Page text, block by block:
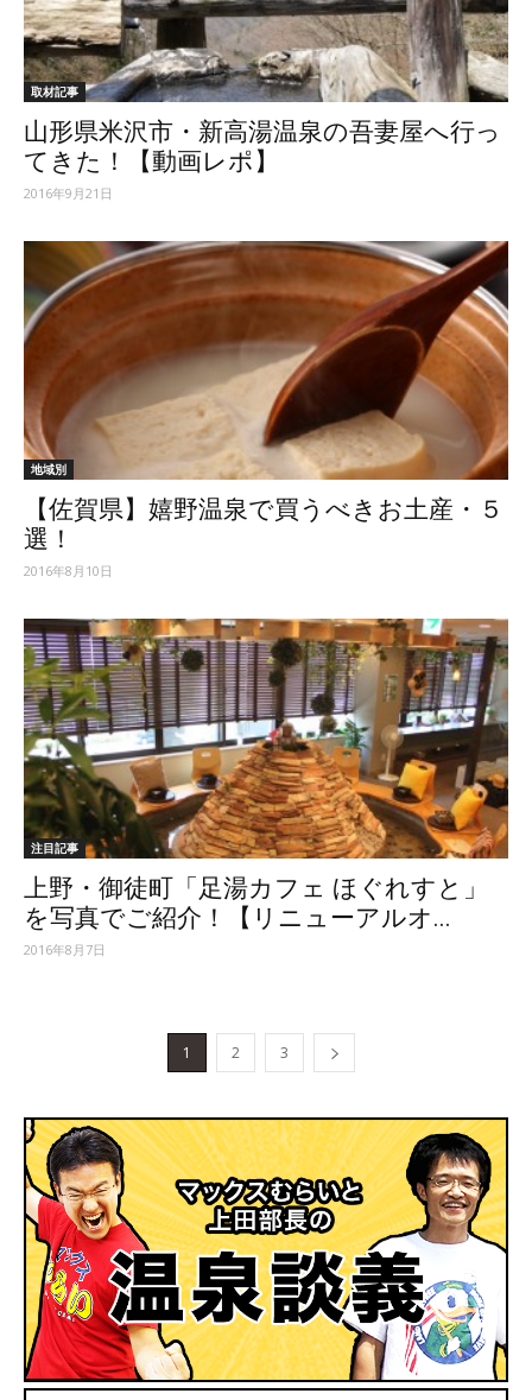
取材記事
山形県米沢市・新高湯温泉の吾妻屋へ行っ
てきた！【動画レポ】
2016年9月21日
地域別
【佐賀県】嬉野温泉で買うべきお土産・５
選！
2016年8月10日
注目記事
上野・御徒町「足湯カフェ ほぐれすと」
を写真でご紹介！【リニューアルオ...
2016年8月7日
1 2 3